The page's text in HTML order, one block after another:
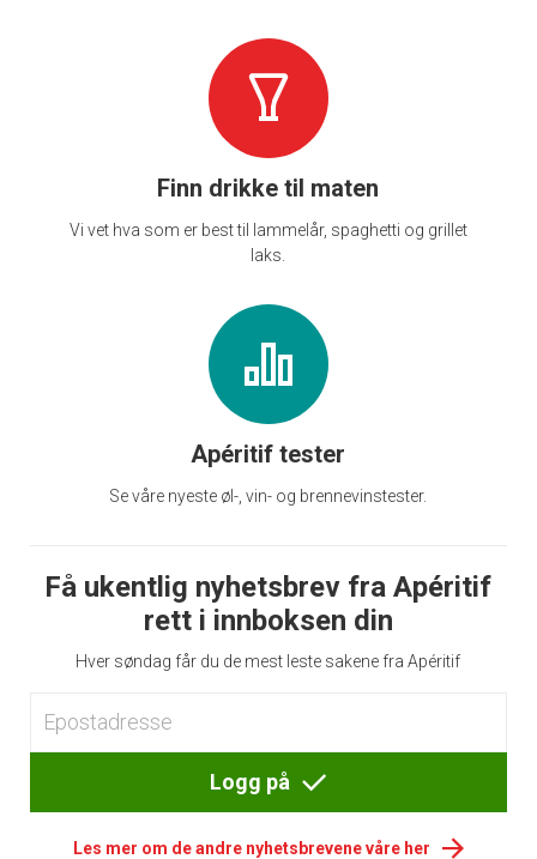
Finn drikke til maten
Vi vet hva som er best til lammelår, spaghetti og grillet
laks.
Apéritif tester
Se våre nyeste øl-, vin- og brennevinstester.
Få ukentlig nyhetsbrev fra Apéritif
rett i innboksen din
Hver søndag får du de mest leste sakene fra Apéritif
Logg på
Les mer om de andre nyhetsbrevene våre her